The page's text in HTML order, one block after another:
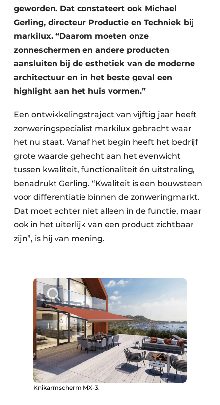
geworden. Dat constateert ook Michael
Gerling, directeur Productie en Techniek bij
markilux. “Daarom moeten onze
zonneschermen en andere producten
aansluiten bij de esthetiek van de moderne
architectuur en in het beste geval een
highlight aan het huis vormen.”
Een ontwikkelingstraject van vijftig jaar heeft
zonweringspecialist markilux gebracht waar
het nu staat. Vanaf het begin heeft het bedrijf
grote waarde gehecht aan het evenwicht
tussen kwaliteit, functionaliteit én uitstraling,
benadrukt Gerling. “Kwaliteit is een bouwsteen
voor differentiatie binnen de zonweringmarkt.
Dat moet echter niet alleen in de functie, maar
ook in het uiterlijk van een product zichtbaar
zijn”, is hij van mening.
Knikarmscherm MX-3.